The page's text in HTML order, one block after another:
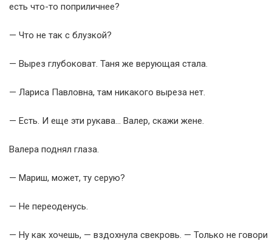
есть что-то поприличнее?
— Что не так с блузкой?
— Вырез глубоковат. Таня же верующая стала.
— Лариса Павловна, там никакого выреза нет.
— Есть. И еще эти рукава… Валер, скажи жене.
Валера поднял глаза.
— Мариш, может, ту серую?
— Не переоденусь.
— Ну как хочешь, — вздохнула свекровь. — Только не говори